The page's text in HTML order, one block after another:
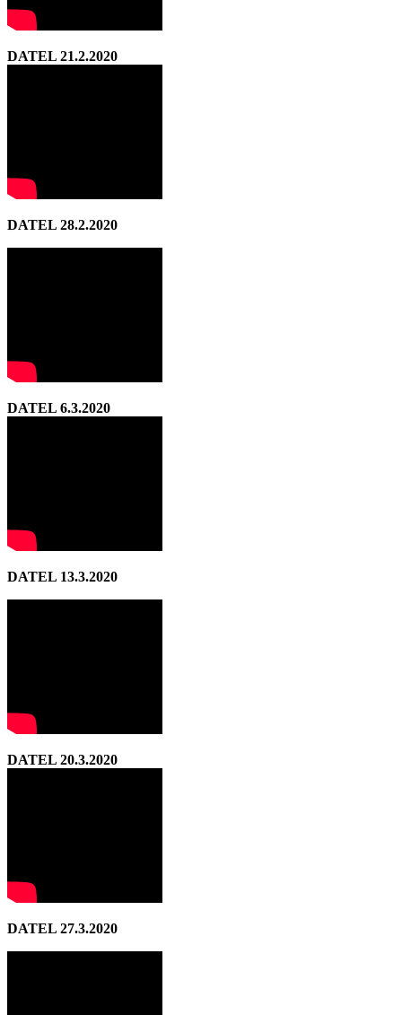
DATEL 21.2.2020
DATEL 28.2.2020
DATEL 6.3.2020
DATEL 13.3.2020
DATEL 20.3.2020
DATEL 27.3.2020